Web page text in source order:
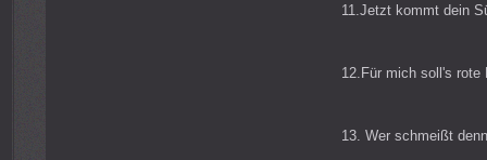
11.Jetzt kommt dein
12.Für mich soll's rote
13. Wer schmeißt